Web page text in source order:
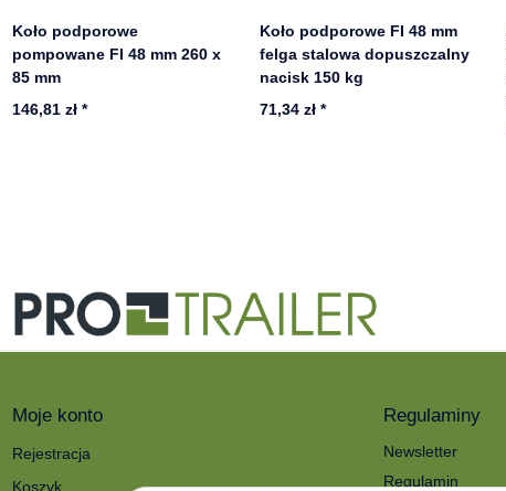
Koło podporowe
pompowane FI 48 mm 260 x
85 mm
146,81 zł*
Koło podporowe FI 48 mm
felga stalowa dopuszczalny
nacisk 150 kg
71,34 zł*
Moje konto
Rejestracja
Koszyk
Regulaminy
Newsletter
Regulamin